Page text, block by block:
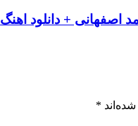
+ دانلود اهنگ
*